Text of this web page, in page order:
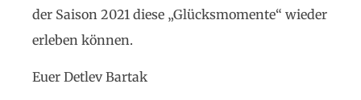
der Saison 2021 diese „Glücksmomente“ wieder
erleben können.
Euer Detlev Bartak